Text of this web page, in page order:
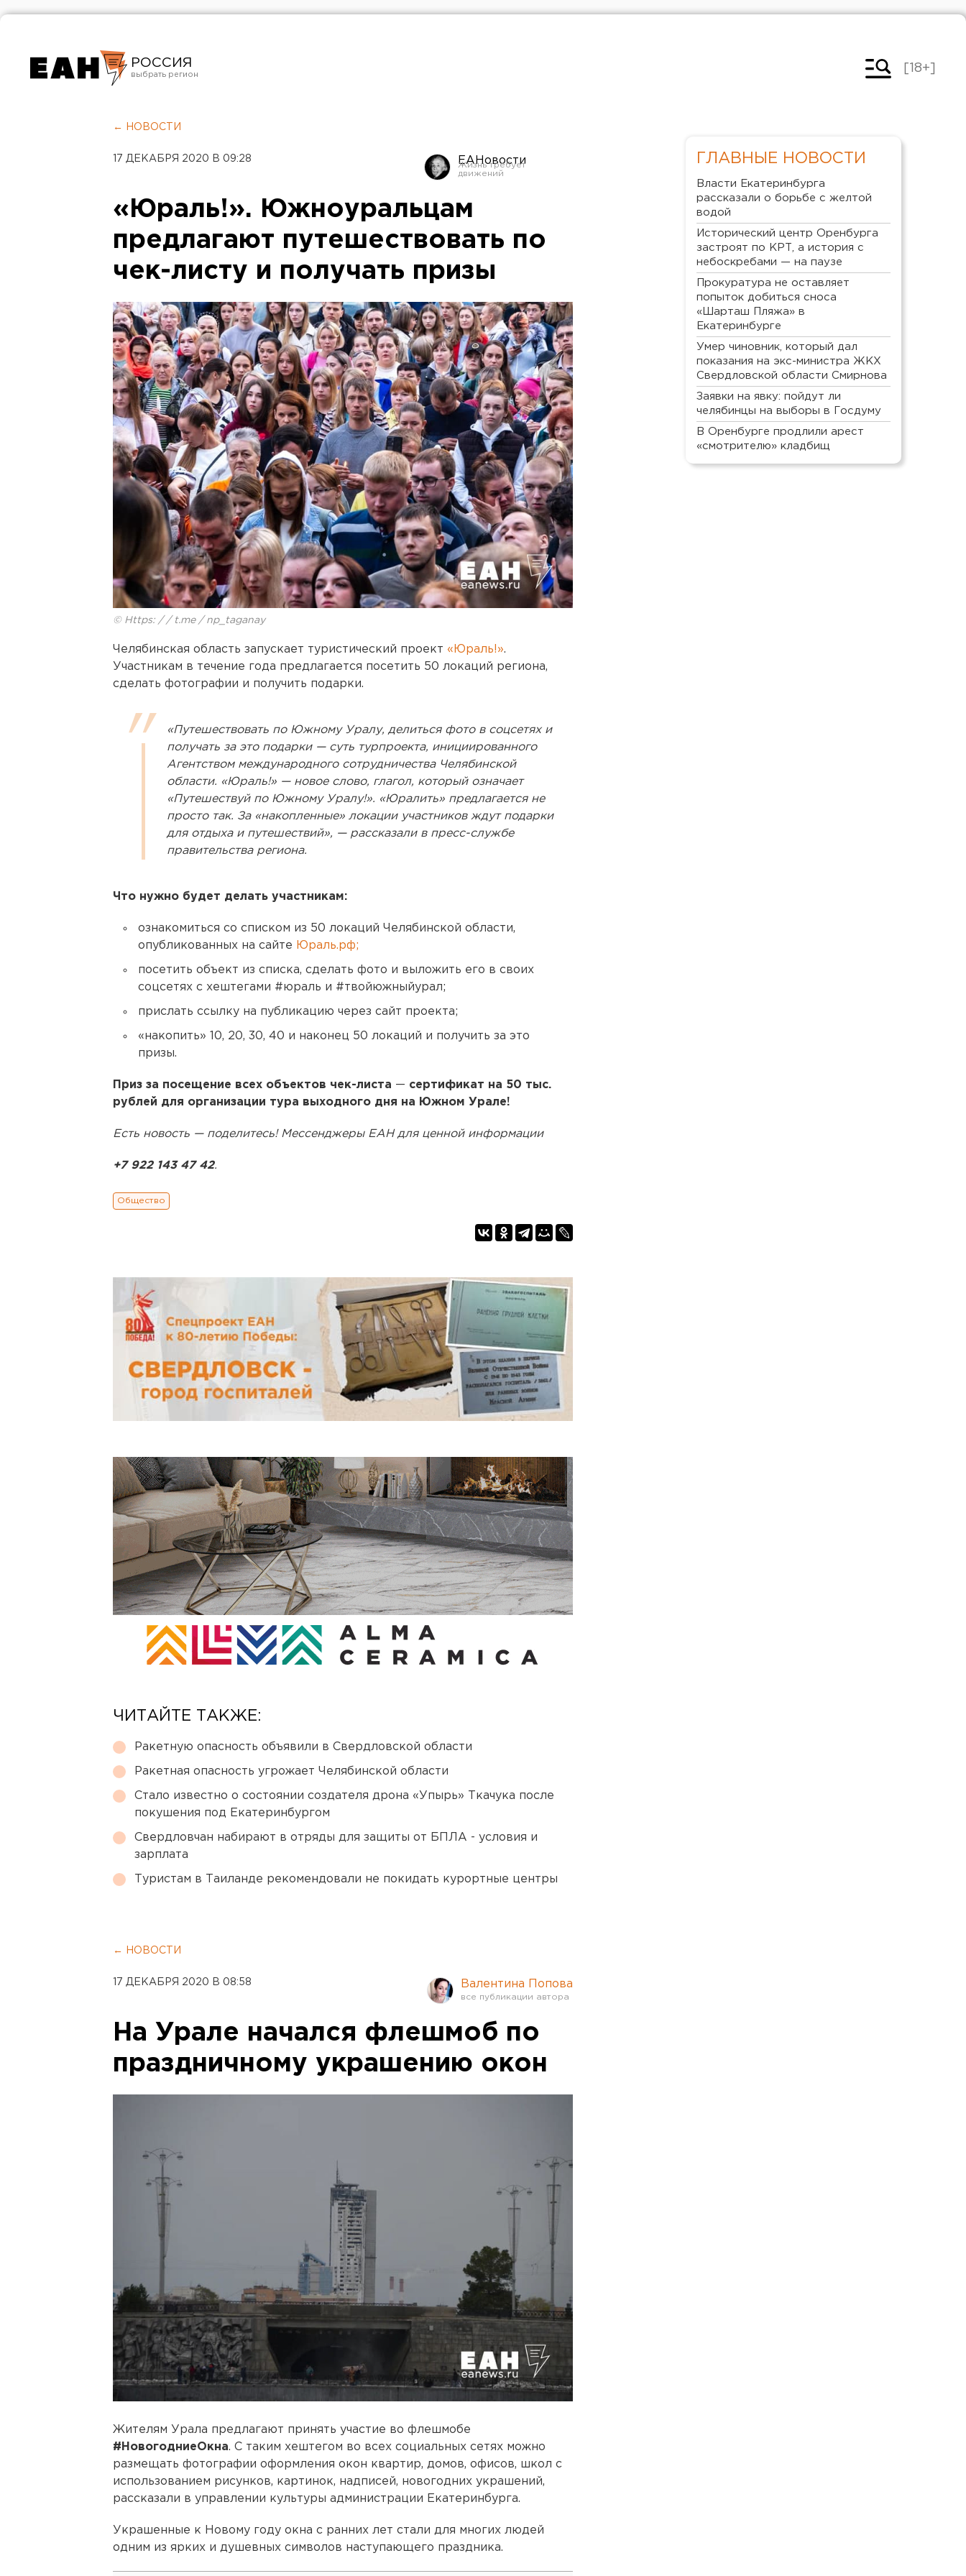
РОССИЯ
Челябинск
[18+]
← НОВОСТИ
17 ДЕКАБРЯ 2020 В 09:28 ЕАНовости
«Юраль!». Южноуральцам
предлагают путешествовать по
чек-листу и получать призы
© Https: / / t.me / np_taganay
Челябинская область запускает туристический проект «Юраль!».
Участникам в течение года предлагается посетить 50 локаций региона,
сделать фотографии и получить подарки.
«Путешествовать по Южному Уралу, делиться фото в соцсетях и
получать за это подарки — суть турпроекта, инициированного
Агентством международного сотрудничества Челябинской
области. «Юраль!» — новое слово, глагол, который означает
«Путешествуй по Южному Уралу!». «Юралить» предлагается не
просто так. За «накопленные» локации участников ждут подарки
для отдыха и путешествий», — рассказали в пресс-службе
правительства региона.
Что нужно будет делать участникам:
ознакомиться со списком из 50 локаций Челябинской области,
опубликованных на сайте Юраль.рф;
посетить объект из списка, сделать фото и выложить его в своих
соцсетях с хештегами #юраль и #твойюжныйурал;
прислать ссылку на публикацию через сайт проекта;
«накопить» 10, 20, 30, 40 и наконец 50 локаций и получить за это
призы.
Приз за посещение всех объектов чек-листа — сертификат на 50 тыс.
рублей для организации тура выходного дня на Южном Урале!
Есть новость — поделитесь! Мессенджеры ЕАН для ценной информации
+7 922 143 47 42.
Общество
ЧИТАЙТЕ ТАКЖЕ:
Ракетную опасность объявили в Свердловской области
Ракетная опасность угрожает Челябинской области
Стало известно о состоянии создателя дрона «Упырь» Ткачука после
покушения под Екатеринбургом
Свердловчан набирают в отряды для защиты от БПЛА - условия и
зарплата
Туристам в Таиланде рекомендовали не покидать курортные центры
← НОВОСТИ
17 ДЕКАБРЯ 2020 В 08:58 Валентина Попова
На Урале начался флешмоб по
праздничному украшению окон
Жителям Урала предлагают принять участие во флешмобе
#НовогодниеОкна. С таким хештегом во всех социальных сетях можно
размещать фотографии оформления окон квартир, домов, офисов, школ с
использованием рисунков, картинок, надписей, новогодних украшений,
рассказали в управлении культуры администрации Екатеринбурга.
Украшенные к Новому году окна с ранних лет стали для многих людей
одним из ярких и душевных символов наступающего праздника.
ГЛАВНЫЕ НОВОСТИ
Власти Екатеринбурга
рассказали о борьбе с желтой
водой
Исторический центр Оренбурга
застроят по КРТ, а история с
небоскребами — на паузе
Прокуратура не оставляет
попыток добиться сноса
«Шарташ Пляжа» в
Екатеринбурге
Умер чиновник, который дал
показания на экс-министра ЖКХ
Свердловской области Смирнова
Заявки на явку: пойдут ли
челябинцы на выборы в Госдуму
В Оренбурге продлили арест
«смотрителю» кладбищ